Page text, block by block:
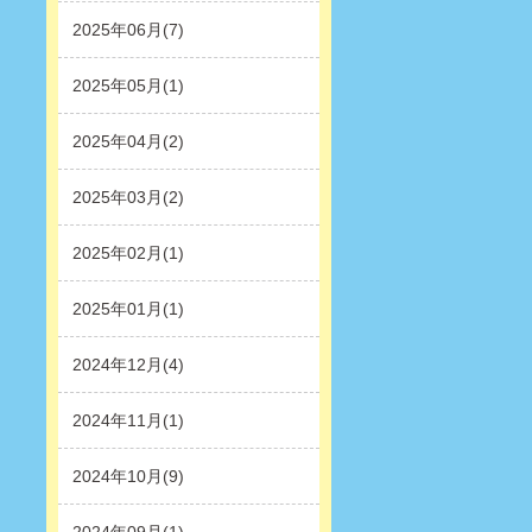
2025年06月(7)
2025年05月(1)
2025年04月(2)
2025年03月(2)
2025年02月(1)
2025年01月(1)
2024年12月(4)
2024年11月(1)
2024年10月(9)